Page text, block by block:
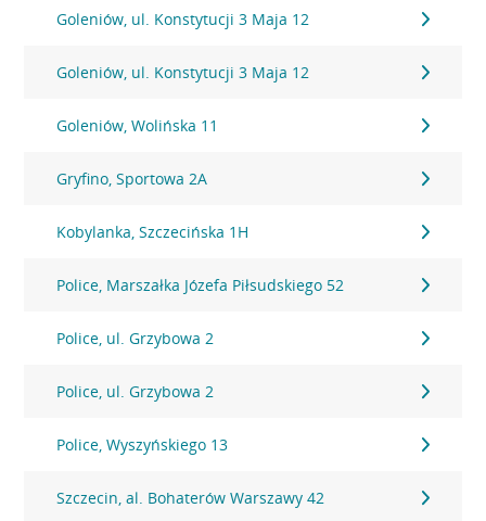
Goleniów, ul. Konstytucji 3 Maja 12
Goleniów, ul. Konstytucji 3 Maja 12
Goleniów, Wolińska 11
Gryfino, Sportowa 2A
Kobylanka, Szczecińska 1H
Police, Marszałka Józefa Piłsudskiego 52
Police, ul. Grzybowa 2
Police, ul. Grzybowa 2
Police, Wyszyńskiego 13
Szczecin, al. Bohaterów Warszawy 42